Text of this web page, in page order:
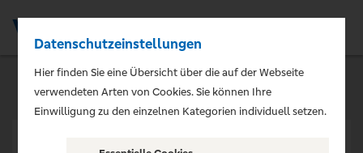
Datenschutzeinstellungen
Hier finden Sie eine Übersicht über die auf der Webseite
verwendeten Arten von Cookies. Sie können Ihre
Einwilligung zu den einzelnen Kategorien individuell setzen.